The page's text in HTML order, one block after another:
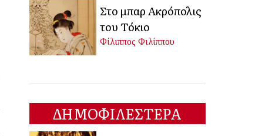
Στο μπαρ Ακρόπολις
του Τόκιο
Φίλιππος Φιλίππου
ΔΗΜΟΦΙΛΕΣΤΕΡΑ